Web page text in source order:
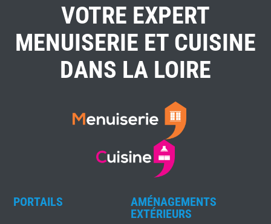
VOTRE EXPERT
MENUISERIE ET CUISINE
DANS LA LOIRE
PORTAILS
AMÉNAGEMENTS
EXTÉRIEURS